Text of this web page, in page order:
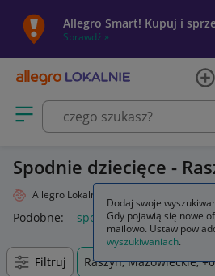
Allegro Smart! Kupuj i
Sprawdź »
Otwórz menu z kategoriami
Spodnie dziecięce -
Allegro Lokalnie
Podobne: spodnie spodnie
Filtruj Raszyn, Mazowieckie,
Dodaj swoje
Gdy pojawią się nowe
mailowo. Ustaw
wyszukiwaniach.